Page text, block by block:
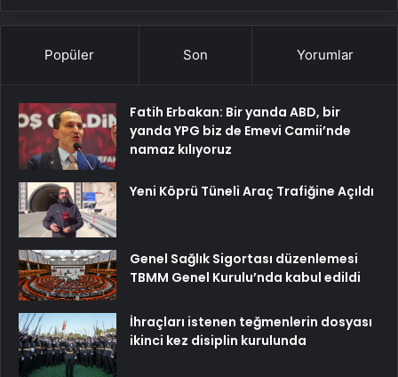
Popüler Son Yorumlar
Fatih Erbakan: Bir yanda ABD, bir
yanda YPG biz de Emevi Camii’nde
namaz kılıyoruz
Yeni Köprü Tüneli Araç Trafiğine Açıldı
Genel Sağlık Sigortası düzenlemesi
TBMM Genel Kurulu’nda kabul edildi
İhraçları istenen teğmenlerin dosyası
ikinci kez disiplin kurulunda